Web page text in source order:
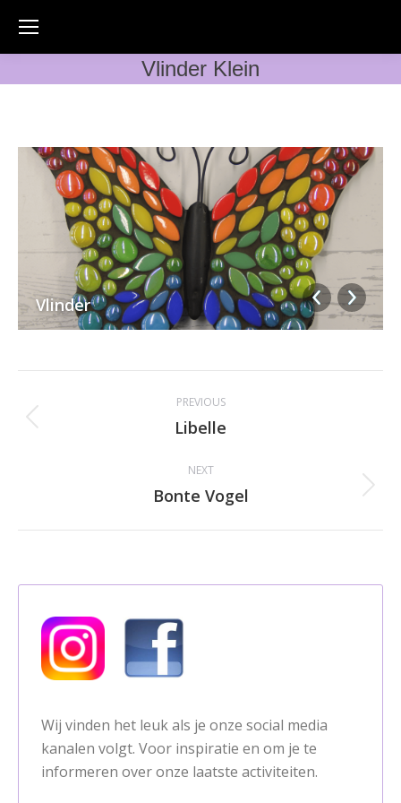
Vlinder Klein
Vlinder
navigation
PREVIOUS
Previous
Libelle
NEXT
Next
Bonte Vogel
Wij vinden het leuk als je onze social media
kanalen volgt. Voor inspiratie en om je te
informeren over onze laatste activiteiten.